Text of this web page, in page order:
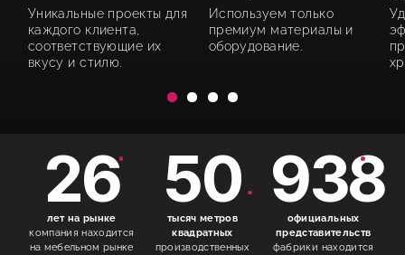
Уникальные проекты для
каждого клиента,
соответствующие их
вкусу и стилю.
Используем только
премиум материалы и
оборудование.
26
лет на рынке
компания находится
на мебельном рынке
50
тысяч метров
квадратных
производственных
938
официальных
представительств
фабрики находится